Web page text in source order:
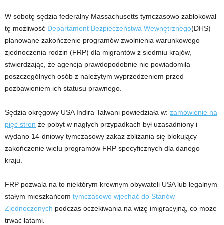
W sobotę sędzia federalny Massachusetts tymczasowo zablokował
tę możliwość Departament Bezpieczeństwa Wewnętrznego(DHS)
planowane zakończenie programów zwolnienia warunkowego
zjednoczenia rodzin (FRP) dla migrantów z siedmiu krajów,
stwierdzając, że agencja prawdopodobnie nie powiadomiła
poszczególnych osób z należytym wyprzedzeniem przed
pozbawieniem ich statusu prawnego.
Sędzia okręgowy USA Indira Talwani powiedziała w: zamówienie na
pięć stron że pobyt w nagłych przypadkach był uzasadniony i
wydano 14-dniowy tymczasowy zakaz zbliżania się blokujący
zakończenie wielu programów FRP specyficznych dla danego
kraju.
FRP pozwala na to niektórym krewnym obywateli USA lub legalnym
stałym mieszkańcom tymczasowo wjechać do Stanów
Zjednoczonych podczas oczekiwania na wizę imigracyjną, co może
trwać latami.